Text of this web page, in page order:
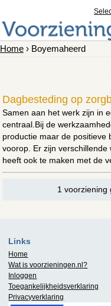
Home › Boyemaheerd
Dagbesteding op
Samen aan het werk zijn in
centraal.Bij de
productie maar de positieve
voorop. Er zijn
heeft ook te maken met de
1 voorziening
Links
Home
Wat is voorzieningen.nl?
Inloggen
Toegankelijkheidsverklaring
Privacyverklaring